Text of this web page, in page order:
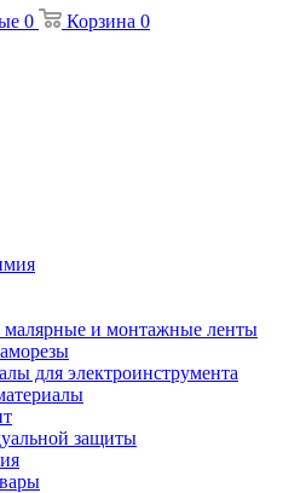
0 Корзина 0
малярные и монтажные ленты
для электроинструмента
защиты